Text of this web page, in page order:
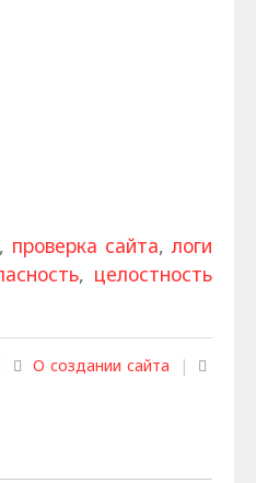
, проверка сайта,логи
, целостность
О создании сайта
|